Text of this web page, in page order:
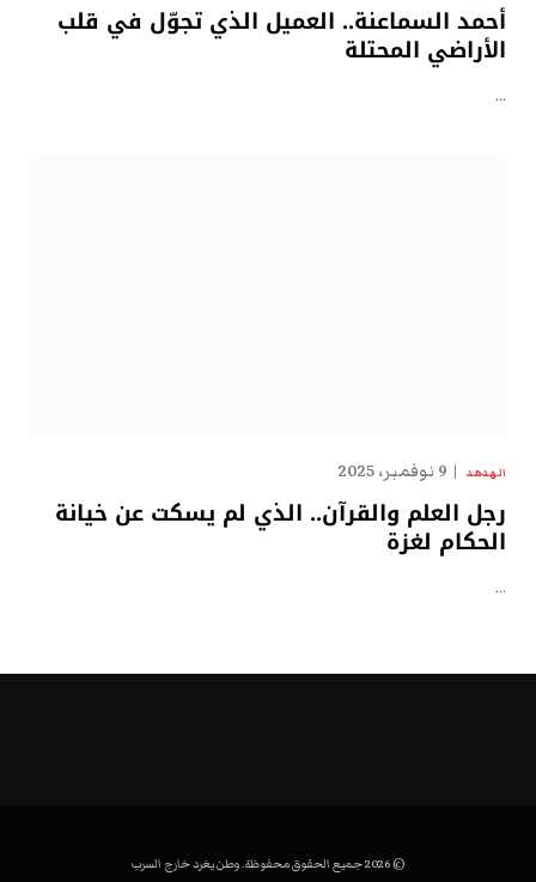
أحمد السماعنة.. العميل الذي تجوّل في قلب
الأراضي المحتلة
…
الهدهد 9 نوفمبر، 2025
رجل العلم والقرآن.. الذي لم يسكت عن خيانة
الحكام لغزة
…
© 2026 جميع الحقوق محفوظة. وطن يغرد خارج السرب